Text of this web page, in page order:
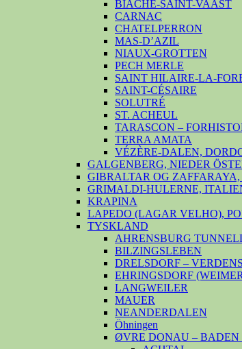
BIACHE-SAINT-VAAST
CARNAC
CHATELPERRON
MAS-D’AZIL
NIAUX-GROTTEN
PECH MERLE
SAINT HILAIRE-LA-
SAINT-CÉSAIRE
SOLUTRÉ
ST. ACHEUL
TARASCON –
TERRA AMATA
VÉZÈRE-DALEN,
GALGENBERG, NIEDER
GIBRALTAR OG ZAFFARAYA,
GRIMALDI-HULERNE,
KRAPINA
LAPEDO (LAGAR VELHO),
TYSKLAND
AHRENSBURG
BILZINGSLEBEN
DRELSDORF –
EHRINGSDORF
LANGWEILER
MAUER
NEANDERDALEN
Öhningen
ØVRE DONAU – BADEN